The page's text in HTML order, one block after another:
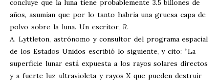
concluye que la luna tiene probablemente 3.5 billones de
años, asumían que por lo tanto habría una gruesa capa de
polvo sobre la luna. Un escritor, R.
A. Lyttleton, astrónomo y consultor del programa espacial
de los Estados Unidos escribió lo siguiente, y cito: “La
superficie lunar está expuesta a los rayos solares directos
y a fuerte luz ultravioleta y rayos X que pueden destruir